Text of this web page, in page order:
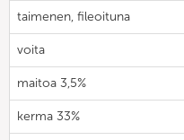
taimenen, fileoituna
voita
maitoa 3,5%
kerma 33%